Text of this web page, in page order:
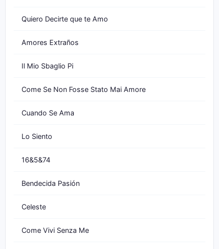
Quiero Decirte que te Amo
Amores Extraños
Il Mio Sbaglio Pi
Come Se Non Fosse Stato Mai Amore
Cuando Se Ama
Lo Siento
16&5&74
Bendecida Pasión
Celeste
Come Vivi Senza Me